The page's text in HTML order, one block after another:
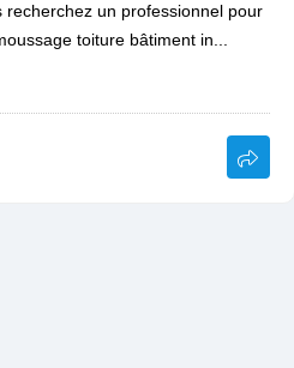
recherchez un professionnel pour
toiture bâtiment in...